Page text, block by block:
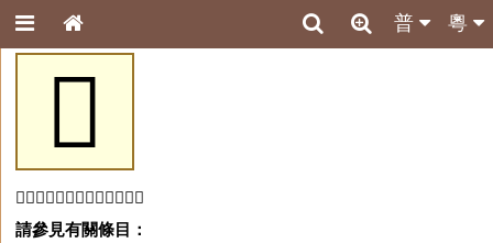
粵
普
𤖻
「𤖻」字未收錄於本資料庫。
請參見有關條目：